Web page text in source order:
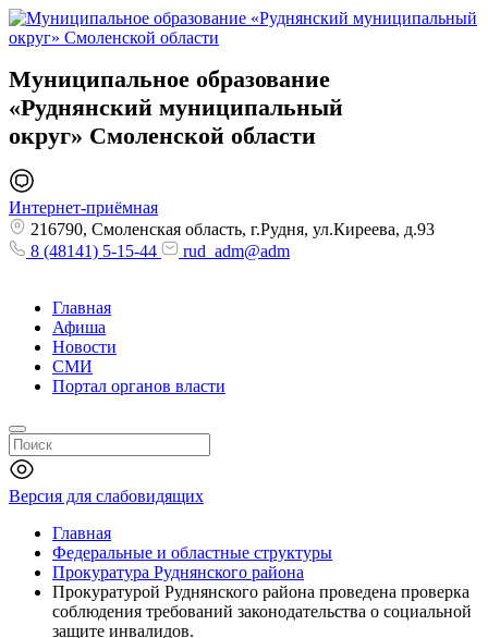
Муниципальное образование
«Руднянский муниципальный
округ» Смоленской области
Интернет-приёмная
216790, Смоленская область, г.Рудня, ул.Киреева, д.93
8 (48141) 5-15-44
rud_adm@adm
Главная
Афиша
Новости
СМИ
Портал органов власти
Версия для слабовидящих
Главная
Федеральные и областные структуры
Прокуратура Руднянского района
Прокуратурой Руднянского района проведена проверка
соблюдения требований законодательства о социальной
защите инвалидов.